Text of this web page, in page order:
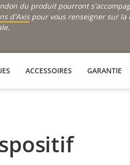
du produit pourront
d'Axispour vous renseigner sur la
ACCESSOIRES GARANTIE